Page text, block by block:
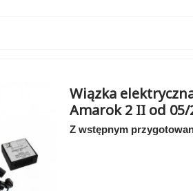
Wiązka
Amarok 2 II od 05/
Z wstępnym